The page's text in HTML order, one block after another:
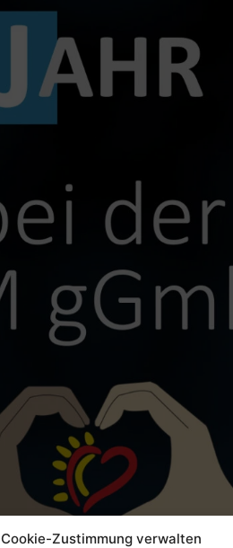
Cookie-Zustimmung verwalten